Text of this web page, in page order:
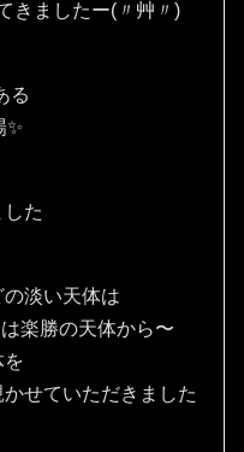
きましたー(〃艸〃)
る
た
淡い天体は
楽勝の天体から〜
を
せていただきました